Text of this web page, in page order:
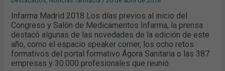
Infarma Madrid 2018 Los días previos al inicio del
Congreso y Salón de Medicamentos Infarma, la prensa
destacó algunas de las novedades de la edición de este
año, como el espacio speaker corner, los ocho retos
formativos del portal formativo Ágora Sanitaria o las 387
empresas y 30.000 profesionales que reunió